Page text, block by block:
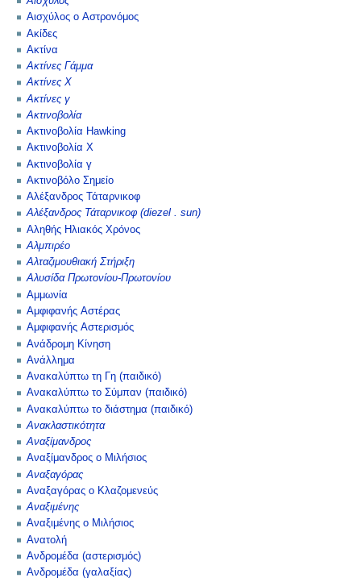
Αισχύλος ο Αστρονόμος
Ακίδες
Ακτίνα
Ακτίνες Γάμμα
Ακτίνες Χ
Ακτίνες γ
Ακτινοβολία
Ακτινοβολία Hawking
Ακτινοβολία Χ
Ακτινοβολία γ
Ακτινοβόλο Σημείο
Αλέξανδρος Τάταρνικοφ
Αλέξανδρος Τάταρνικοφ (diezel . sun)
Αληθής Ηλιακός Χρόνος
Αλμπιρέο
Αλταζιμουθιακή Στήριξη
Αλυσίδα Πρωτονίου-Πρωτονίου
Αμμωνία
Αμφιφανής Αστέρας
Αμφιφανής Αστερισμός
Ανάδρομη Κίνηση
Ανάλλημα
Ανακαλύπτω τη Γη (παιδικό)
Ανακαλύπτω το Σύμπαν (παιδικό)
Ανακαλύπτω το διάστημα (παιδικό)
Ανακλαστικότητα
Αναξίμανδρος
Αναξίμανδρος ο Μιλήσιος
Αναξαγόρας
Αναξαγόρας ο Κλαζομενεύς
Αναξιμένης
Αναξιμένης ο Μιλήσιος
Ανατολή
Ανδρομέδα (αστερισμός)
Ανδρομέδα (γαλαξίας)